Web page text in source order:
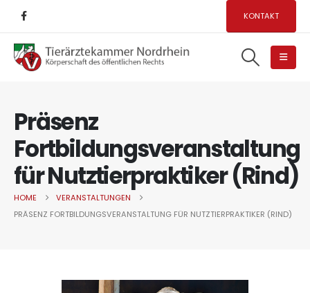
KONTAKT
Präsenz
Fortbildungsveranstaltung
für Nutztierpraktiker (Rind)
HOME
VERANSTALTUNGEN
PRÄSENZ FORTBILDUNGSVERANSTALTUNG FÜR NUTZTIERPRAKTIKER (RIND)